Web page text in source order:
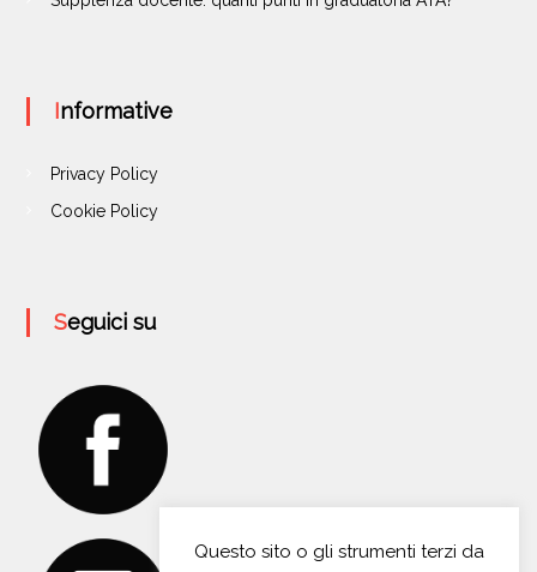
Informative
Privacy Policy
Cookie Policy
Seguici su
Questo sito o gli strumenti terzi da